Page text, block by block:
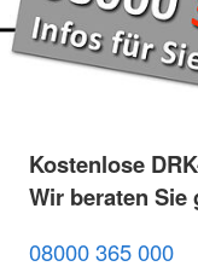
Kostenlose
Wir beraten Sie
08000 365 000